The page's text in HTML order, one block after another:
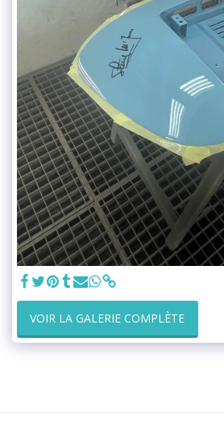
VOIR LA GALERIE COMPLÈTE